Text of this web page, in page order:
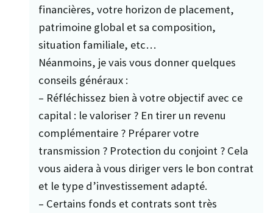
financières, votre horizon de placement,
patrimoine global et sa composition,
situation familiale, etc…
Néanmoins, je vais vous donner quelques
conseils généraux :
– Réfléchissez bien à votre objectif avec ce
capital : le valoriser ? En tirer un revenu
complémentaire ? Préparer votre
transmission ? Protection du conjoint ? Cela
vous aidera à vous diriger vers le bon contrat
et le type d’investissement adapté.
– Certains fonds et contrats sont très